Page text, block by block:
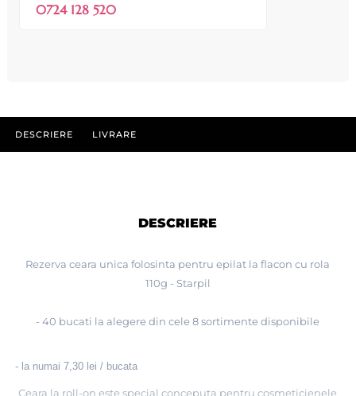
0724 128 520
DESCRIERE LIVRARE
DESCRIERE
Rezerva ceara unica folosinta pentru epilat la flacon cu rola
110g - Starpil
- 40 bucati la alegere din cele 8 sortimente disponibile
- la numai 7,30 lei / bucata
Ceara la roll-on este special conceputa pentru cosmeticienele